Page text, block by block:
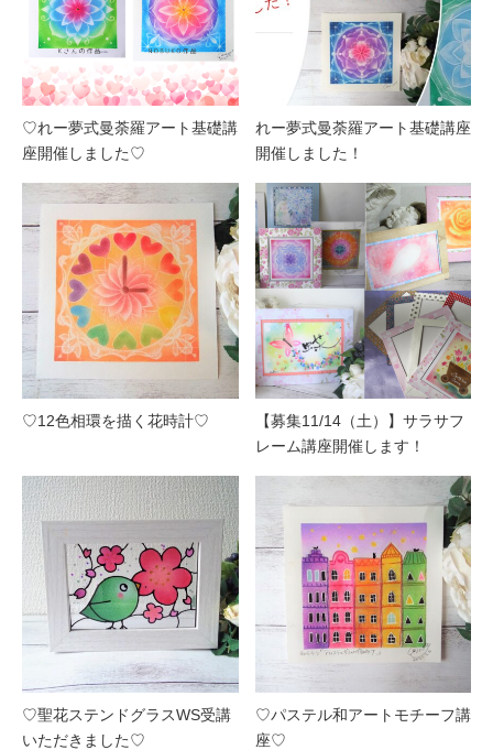
♡れー夢式曼荼羅アート基礎講
座開催しました♡
れー夢式曼荼羅アート基礎講座
開催しました！
♡12色相環を描く花時計♡
【募集11/14（土）】サラサフ
レーム講座開催します！
♡聖花ステンドグラスWS受講
いただきました♡
♡パステル和アートモチーフ講
座♡